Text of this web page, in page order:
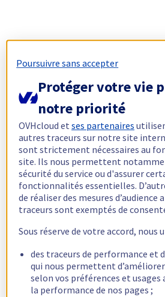
Poursuivre sans accepter
Protéger votre vie
notre priorité
OVHcloud etses partenaires
autres traceurs sur notre site
sont strictement nécessaires au
site. Ils nous permettent
sécurité du service ou d'assurer
fonctionnalités essentielles.
de réaliser des mesures d’audience
traceurs sont exemptés de
Sous réserve de votre accord,
des traceurs de performance et
qui nous permettent
selon vos préférences et usages
la performance de nos pages ;